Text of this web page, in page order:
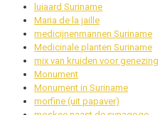
luiaard Suriname
Maria de la jaille
medicijnenmannen Suriname
Medicinale planten Suriname
mix van kruiden voor genezing
Monument
Monument in Suriname
morfine (uit papaver)